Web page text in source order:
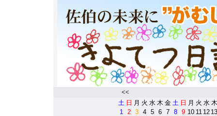
<<
土 日 月 火 水 木 金 土 日 月 火 水 木
1
2 3 4 5 6 7 8 9 10 11 12 13